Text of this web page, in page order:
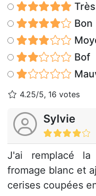
Bon
Bof
4.25/5, 16 votes
Sylvie
J'ai remplacé
fromage blanc et
cerises coupées